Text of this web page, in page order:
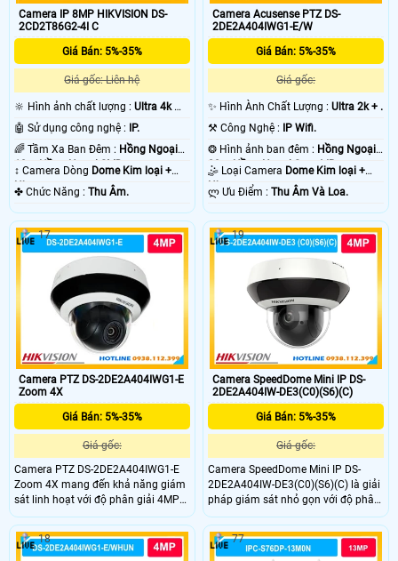
Camera IP 8MP HIKVISION DS-
2CD2T86G2-4I C
Giá Bán: 5%-35%
Giá gốc: Liên hệ
🔆 Hình ảnh chất lượng : Ultra 4k 👍🏾
.
🤖️ Sử dụng công nghệ :
IP.
🌈 Tầm Xa Ban Đêm : Hồng Ngoại
10m Hồng Ngoại SMD.
↕️ Camera Dòng Dome Kim loại +
Nhựa.
️✤ Chức Năng : Thu Âm.
Camera Acusense PTZ DS-
2DE2A404IWG1-E/W
Giá Bán: 5%-35%
Giá gốc:
✨ Hình Ành Chất Lượng :Ultra 2k + .
⚒ Công Nghệ :
IP Wifi.
❂ Hình ảnh ban đêm : Hồng Ngoại
20m Hồng Ngoại Smart IR.
🤹 Loại Camera Dome Kim loại +
Nhựa.
️ლ Ưu Điểm :Thu Âm Và Loa.
Camera PTZ DS-2DE2A404IWG1-E
Zoom 4X
Giá Bán: 5%-35%
Giá gốc:
Camera PTZ DS-2DE2A404IWG1-E
Zoom 4X mang đến khả năng giám
sát linh hoạt với độ phân giải 4MP
và khả năng zoom quang học 4×
giám sát đêm với hồng ngoại
20m.DS-2DE2A404IWG1-E nổi bật
17
Camera SpeedDome Mini IP DS-
2DE2A404IW-DE3(C0)(S6)(C)
Giá Bán: 5%-35%
Giá gốc:
Camera SpeedDome Mini IP DS-
2DE2A404IW-DE3(C0)(S6)(C) là giải
pháp giám sát nhỏ gọn với độ phân
giải 4MP sắc nét, zoom quang học
4× linh hoạt và hồng ngoại 20m.
Thiết bị hỗ trợ chuẩn nén H.265+,
19
18 77